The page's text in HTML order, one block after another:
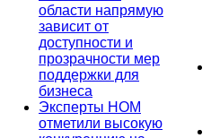
области напрямую
зависит от
доступности и
прозрачности мер
поддержки для
бизнеса
Эксперты НОМ
отметили высокую